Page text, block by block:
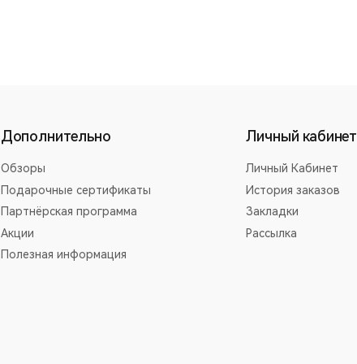
Дополнительно
Обзоры
Подарочные сертификаты
Партнёрская программа
Акции
Полезная информация
Личный кабинет
Личный Кабинет
История заказов
Закладки
Рассылка